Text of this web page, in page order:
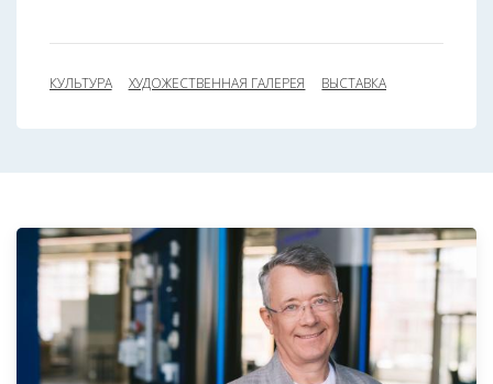
КУЛЬТУРА ХУДОЖЕСТВЕННАЯ ГАЛЕРЕЯ ВЫСТАВКА